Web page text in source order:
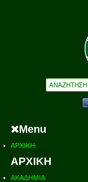
Menu
ΑΡΧΙΚΗ
ΑΡΧΙΚΗ
ΑΚΑΔΗΜΙΑ